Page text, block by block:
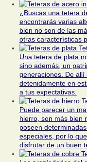
¿Buscas una tetera
encontrarás varias
bien no son de las
otras características
Una tetera de plata
sino además, un
generaciones. De
detenidamente en
a tus expectativas.
Puede parecer un
hierro, son más bien
poseen
especiales, por lo
disfrutar de un buen